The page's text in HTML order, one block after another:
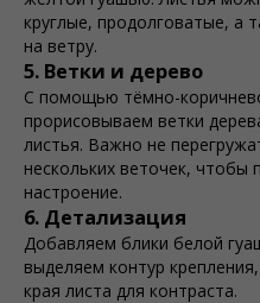
круглые, продолговатые, а
на ветру.
5. Ветки и дерево
С помощью тёмно-
прорисовываем ветки
листья. Важно не
нескольких веточек, чтобы
настроение.
6. Детализация
Добавляем блики белой
выделяем контур
края листа для контраста.